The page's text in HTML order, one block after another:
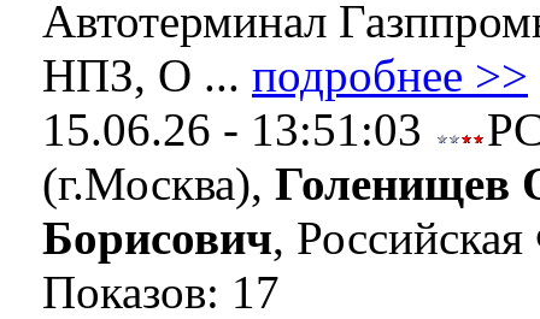
Автотерминал
НПЗ, О ... подробнее >>
15.06.26 - 13:51:03
(г.Москва), Голенищев
Борисович,
Показов: 17